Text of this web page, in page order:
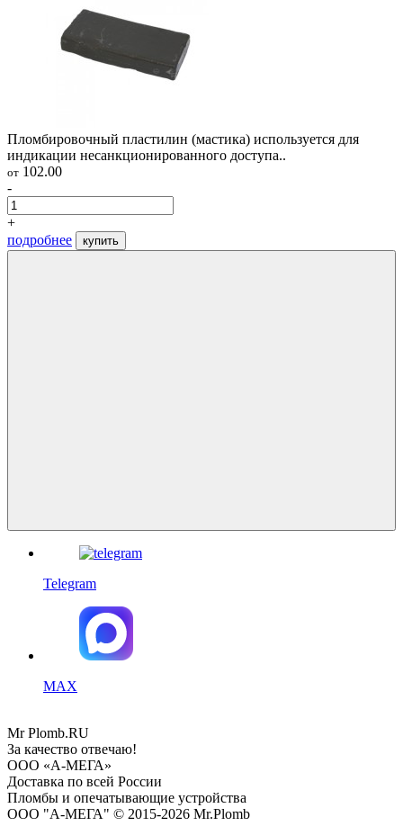
Пломбировочный пластилин (мастика) используется для
индикации несанкционированного доступа..
от 102.00
-
+
подробнее
купить
Telegram
MAX
MrPlomb.RU
За качество отвечаю!
ООО «А-МЕГА»
Доставка по всей России
Пломбы и опечатывающие устройства
ООО "А-МЕГА" © 2015-2026 Mr.Plomb